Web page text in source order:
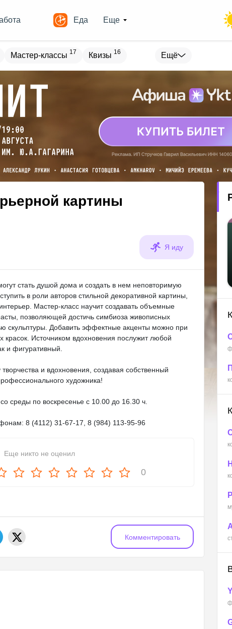
Еда
Места
Еще
Мастер-классы 17 Квизы 16
Выставки Театры
Разное
Ещё
картины
Я иду
стать душой дома и создать в нем неповторимую
в роли авторов стильной декоративной картины,
Мастер-класс научит создавать объемные
позволяющей достичь симбиоза живописных
скульптуры. Добавить эффектные акценты можно при
Источником вдохновения послужит любой
и фигуративный.
и вдохновения, создавая собственный
художника!
среды по воскресенье с 10.00 до 16.30 ч.
8 (4112) 31-67-17, 8 (984) 113-95-96
Еще никто не оценил
0
Комментировать